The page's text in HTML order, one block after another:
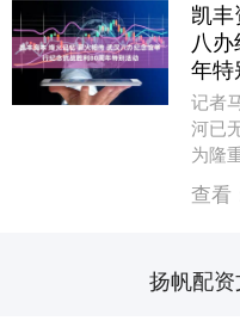
凯
八
年特
记者
河已
为隆
西斯
神，
查看
扬帆配